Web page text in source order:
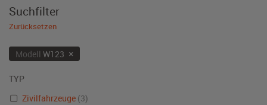
Suchfilter
Zurücksetzen
Modell W123 ×
TYP
Zivilfahrzeuge (3)